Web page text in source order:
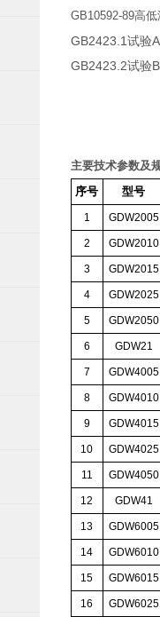
GB10592-89高
GB2423.1试验
GB2423.2试验
主要技术参数及
序号
型号
1 GDW2005
2 GDW2010
3 GDW2015
4 GDW2025
5 GDW2050
6 GDW21
7 GDW4005
8 GDW4010
9 GDW4015
10 GDW4025
11 GDW4050
12 GDW41
13 GDW6005
14 GDW6010
15 GDW6015
16 GDW6025